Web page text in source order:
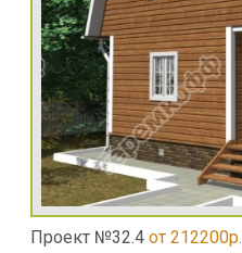
Проект №32.4 от 212200р.